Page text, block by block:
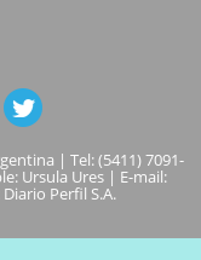
| Tel: (5411) 7091-
Ursula Ures | E-mail:
Perfil S.A.